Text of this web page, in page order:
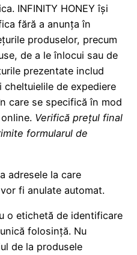
INFINITY HONEY își
fără a anunța în
produselor, precum
de a le înlocui sau de
prezentate includ
cheltuielile de expediere
care se specifică în mod
Verifică prețul final
formularul de
adresele la care
fi anulate automat.
o etichetă de identificare
folosință. Nu
de la produsele